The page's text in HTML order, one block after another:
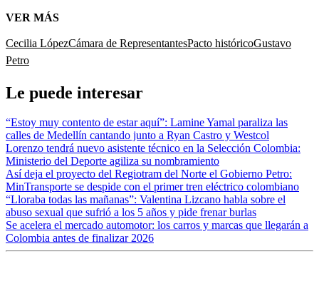
VER MÁS
Cecilia LópezCámara de RepresentantesPacto históricoGustavo
Petro
Le puede interesar
“Estoy muy contento de estar aquí”: Lamine Yamal paraliza las
calles de Medellín cantando junto a Ryan Castro y Westcol
Lorenzo tendrá nuevo asistente técnico en la Selección Colombia:
Ministerio del Deporte agiliza su nombramiento
Así deja el proyecto del Regiotram del Norte el Gobierno Petro:
MinTransporte se despide con el primer tren eléctrico colombiano
“Lloraba todas las mañanas”: Valentina Lizcano habla sobre el
abuso sexual que sufrió a los 5 años y pide frenar burlas
Se acelera el mercado automotor: los carros y marcas que llegarán a
Colombia antes de finalizar 2026